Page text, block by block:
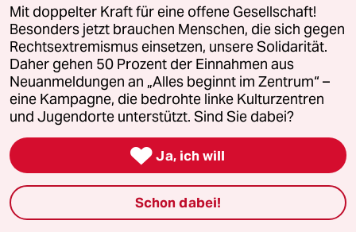
Freie Rede
reingehen
Newsletter
team zukunft
Mit doppelter Kraft für eine offene Gesellschaft!
Besonders jetzt brauchen Menschen, die sich gegen
Rechtsextremismus einsetzen, unsere Solidarität.
Daher gehen 50 Prozent der Einnahmen aus
Neuanmeldungen an „Alles beginnt im Zentrum“ –
eine Kampagne, die bedrohte linke Kulturzentren
und Jugendorte unterstützt. Sind Sie dabei?
 Ja, ich will
Schon dabei!